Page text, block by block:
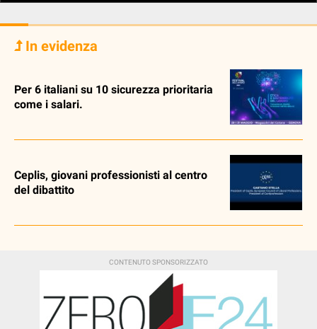
In evidenza
Per 6 italiani su 10 sicurezza prioritaria
come i salari.
Ceplis, giovani professionisti al centro
del dibattito